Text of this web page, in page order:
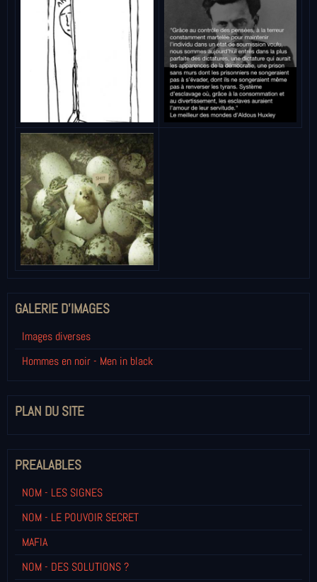
GALERIE D'IMAGES
Images diverses
Hommes en noir - Men in black
PLAN DU SITE
PREALABLES
NOM - LES SIGNES
NOM - LE POUVOIR SECRET
MAFIA
NOM - DES SOLUTIONS ?